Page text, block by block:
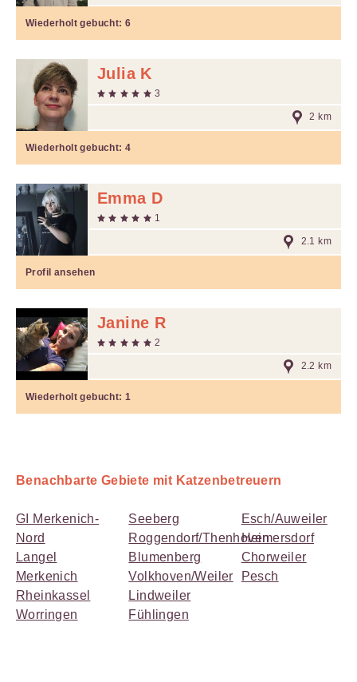
Wiederholt gebucht:6
Julia K
3
2 km
Wiederholt gebucht:4
Emma D
1
2.1 km
Profil ansehen
Janine R
2
2.2 km
Wiederholt gebucht:1
Benachbarte Gebiete mit Katzenbetreuern
GI Merkenich-
Nord
Langel
Merkenich
Rheinkassel
Worringen
Seeberg
Roggendorf/Thenhoven
Blumenberg
Volkhoven/Weiler
Lindweiler
Fühlingen
Esch/Auweiler
Heimersdorf
Chorweiler
Pesch